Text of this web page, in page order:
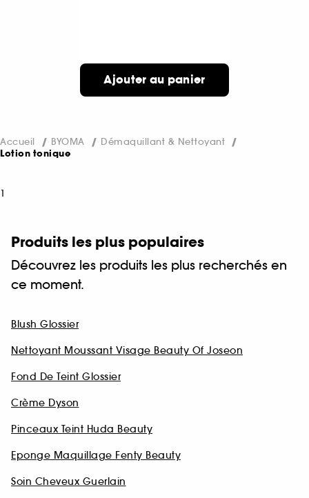
Ajouter au panier
Accueil BYOMA Démaquillant & Nettoyant
Lotion tonique
1
Produits les plus populaires
Découvrez les produits les plus recherchés en
ce moment.
Blush Glossier
Nettoyant Moussant Visage Beauty Of Joseon
Fond De Teint Glossier
Crème Dyson
Pinceaux Teint Huda Beauty
Eponge Maquillage Fenty Beauty
Soin Cheveux Guerlain